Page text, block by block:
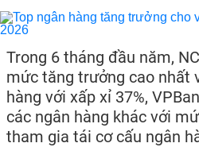
Trong 6 tháng đầu năm,
mức tăng trưởng cao nhất
hàng với xấp xỉ 37%,
các ngân hàng khác với
tham gia tái cơ cấu ngân